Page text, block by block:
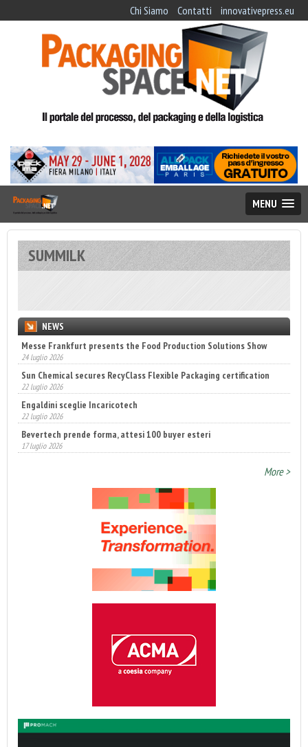
Chi Siamo Contatti innovativepress.eu
MENU
SUMMILK
NEWS
Messe Frankfurt presents the Food Production Solutions Show
24 luglio 2026
Sun Chemical secures RecyClass Flexible Packaging certification
22 luglio 2026
Engaldini sceglie Incaricotech
22 luglio 2026
Bevertech prende forma, attesi 100 buyer esteri
17 luglio 2026
More >